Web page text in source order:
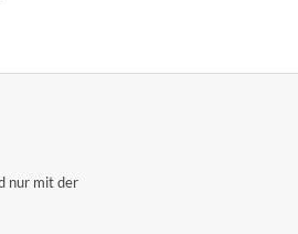
nur mit der